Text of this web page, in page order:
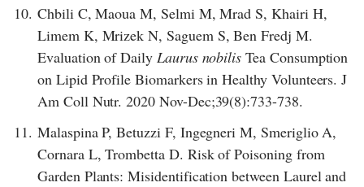
10. Chbili C, Maoua M, Selmi M, Mrad S, Khairi H,
Limem K, Mrizek N, Saguem S, Ben Fredj M.
Evaluation of Daily Laurus nobilis Tea Consumption
on Lipid Profile Biomarkers in Healthy Volunteers. J
Am Coll Nutr. 2020 Nov-Dec;39(8):733-738.
11. Malaspina P, Betuzzi F, Ingegneri M, Smeriglio A,
Cornara L, Trombetta D. Risk of Poisoning from
Garden Plants: Misidentification between Laurel and